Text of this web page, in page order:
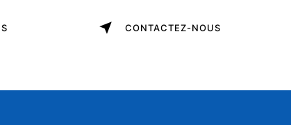
CONTACTEZ-NOUS